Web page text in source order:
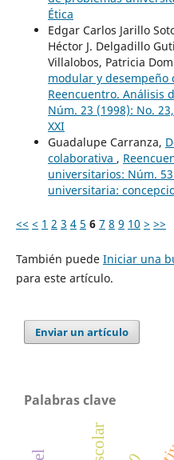
Ética
Edgar Carlos Jarillo
Héctor J. Delgadillo
Villalobos, Patricia
modular y desempeño
Reencuentro. Análisis
Núm. 23 (1998): No.
XXI
Guadalupe Carranza,
colaborativa ,
universitarios: Núm.
universitaria:
<< < 1 2 3 4 5 6 7 8 9 10 > >>
También puede Iniciar una
para este artículo.
Enviar un artículo
Palabras clave